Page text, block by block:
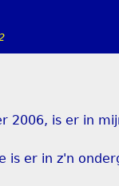
2006, is er in
is er in z'n